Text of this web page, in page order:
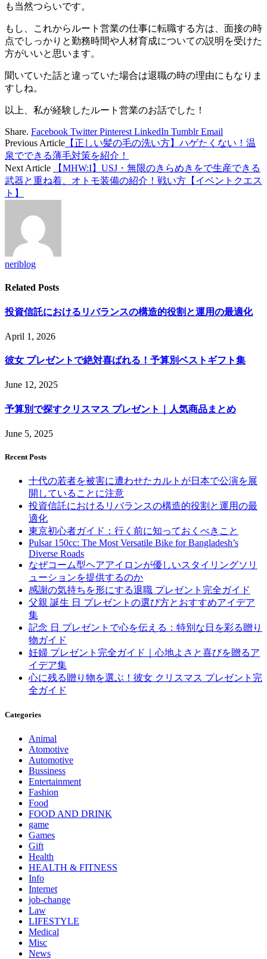
も当然つらいです。
もし、これからルート営業の仕事に転職する方は、面接の時
点でしっかりと勤務時間や人材育成についての説明を受けた
方がいいと思います。
聞いていた話と違っていた場合は退職の時の理由にもなりま
すしね。
以上、私が経験したルート営業のお話でした！
Share. Facebook Twitter Pinterest LinkedIn Tumblr Email
Previous Article 【正しい髪の毛の洗い方】ハゲたくない！温
泉でできる薄毛対策を紹介！
Next Article
【MHW:I】USJ・無限のきらめきをで生産できる
武器と重ね着、オトモ装備の紹介！戦い方【イベントクエス
ト】
neriblog
Related Posts
投資信託におけるリバランスの構造的役割と運用の最適化
April 1, 2026
彼女 プレゼントで絶対喜ばれる！予算別ベストギフト集
June 12, 2025
予算別で探すクリスマス プレゼント｜人気商品まとめ
June 5, 2025
Recent Posts
十代の若者を被害に遭わせたカルトが日本で公演を展
開していることに注意
投資信託におけるリバランスの構造的役割と運用の最
適化
東京初心者ガイド：行く前に知っておくべきこと
Pulsar 150cc: The Most Versatile Bike for Bangladesh’s
Diverse Roads
なぜコーム型ヘアアイロンが優しいスタイリングソリ
ューションを提供するのか
感謝の気持ちを形にする退職 プレゼント完全ガイド
父親 誕生 日 プレゼントの選び方とおすすめアイデア
集
記念 日 プレゼントで心を伝える：特別な日を彩る贈り
物ガイド
妊婦 プレゼント完全ガイド｜心地よさと喜びを贈るア
イデア集
心に残る贈り物を選ぶ！彼女 クリスマス プレゼント完
全ガイド
Categories
Animal
Atomotive
Automotive
Bussiness
Entertainment
Fashion
Food
FOOD AND DRINK
game
Games
Gift
Health
HEALTH & FITNESS
Info
Internet
job‐change
Law
LIFESTYLE
Medical
Misc
News